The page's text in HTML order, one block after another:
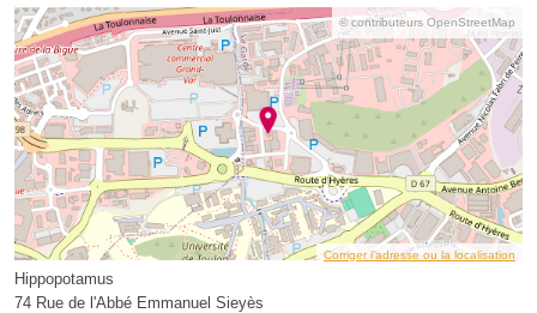
© contributeurs OpenStreetMap
Corriger l’adresse ou la localisation
Hippopotamus
74 Rue de l'Abbé Emmanuel Sieyès